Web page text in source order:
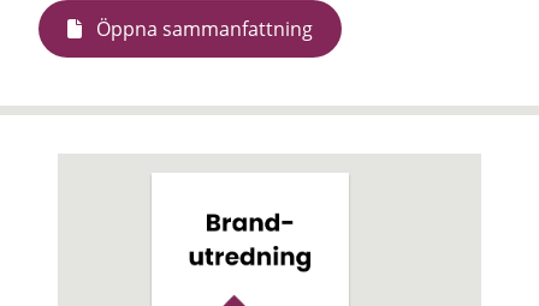
Öppna sammanfattning